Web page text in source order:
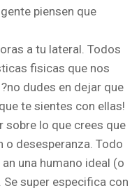
piensen que
a tu lateral. Todos
fisicas que nos
dudes en dejar que
te sientes con ellas!
lo que crees que
o desesperanza. Todo
una humano ideal (o
super especifica con